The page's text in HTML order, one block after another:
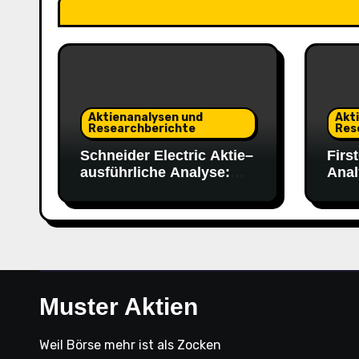
Aktienanalysen und
Researchberichte
Schneider Electric Aktie–
ausführliche Analyse:
2030-Ziele
Muster Aktien
Weil Börse mehr ist als Zocken